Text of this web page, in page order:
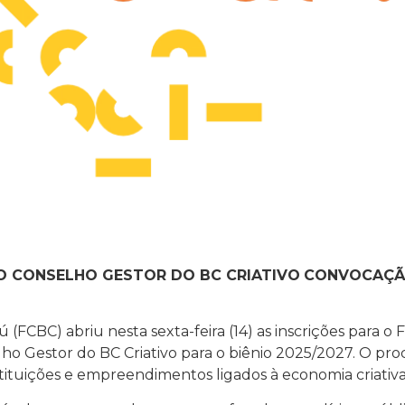
CONSELHO GESTOR DO BC CRIATIVO
abriu nesta sexta-feira (14) as inscrições para
Gestor do BC Criativo para o biênio 2025/2027. O
e empreendimentos ligados à economia